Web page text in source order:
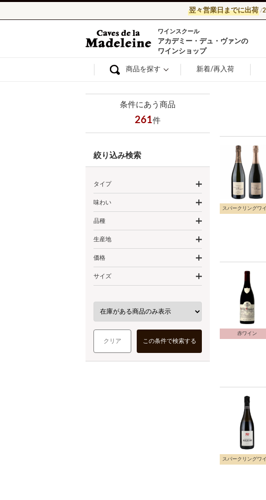
翌々営業日までに出荷/
ワイン通販ならワインショッ
ワインスクール
アカデミー・デュ・ヴァンの
ワインショップ
商品を探す 新着/再入荷
条件にあう商品
261件
絞り込み検索
タイプ
味わい
品種
生産地
価格
サイズ
クリア この条件で検索する
スパークリングワ
赤ワイン
スパークリングワ